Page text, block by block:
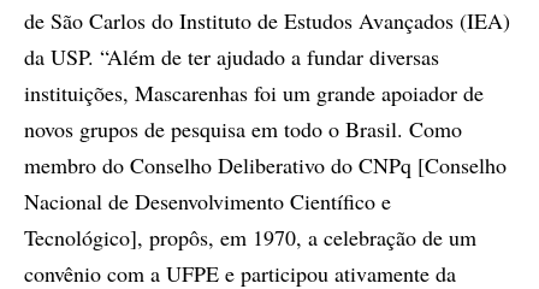
de São Carlos do Instituto de Estudos Avançados (IEA)
da USP. “Além de ter ajudado a fundar diversas
instituições, Mascarenhas foi um grande apoiador de
novos grupos de pesquisa em todo o Brasil. Como
membro do Conselho Deliberativo do CNPq [Conselho
Nacional de Desenvolvimento Científico e
Tecnológico], propôs, em 1970, a celebração de um
convênio com a UFPE e participou ativamente da